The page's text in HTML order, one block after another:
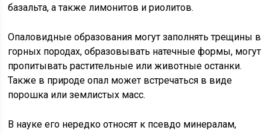
базальта, а также лимонитов и риолитов.
Опаловидные образования могут заполнять трещины в
горных породах, образовывать натечные формы, могут
пропитывать растительные или животные останки.
Также в природе опал может встречаться в виде
порошка или землистых масс.
В науке его нередко относят к псевдо минералам,